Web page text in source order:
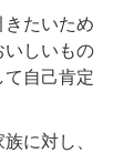
たいため
いしいもの
自己肯定
に対し、